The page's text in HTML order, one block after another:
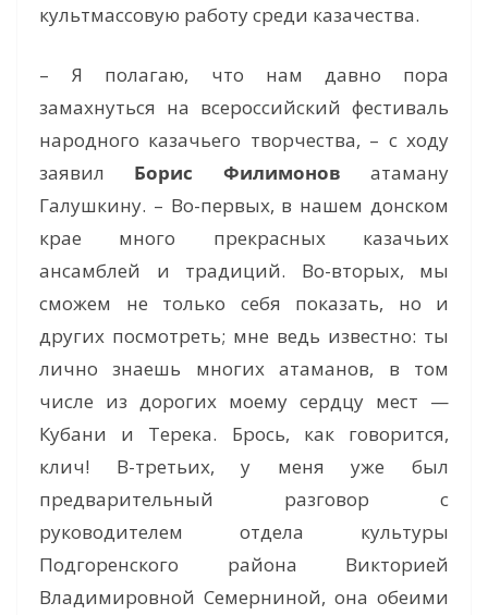
культмассовую работу среди казачества.
– Я полагаю, что нам давно пора
замахнуться на всероссийский фестиваль
народного казачьего творчества, – с ходу
заявил Борис Филимоноватаману
Галушкину. – Во-первых, в нашем донском
крае много прекрасных казачьих
ансамблей и традиций. Во-вторых, мы
сможем не только себя показать, но и
других посмотреть; мне ведь известно: ты
лично знаешь многих атаманов, в том
числе из дорогих моему сердцу мест —
Кубани и Терека. Брось, как говорится,
клич! В-третьих, у меня уже был
предварительный разговор с
руководителем отдела культуры
Подгоренского района Викторией
Владимировной Семерниной, она обеими